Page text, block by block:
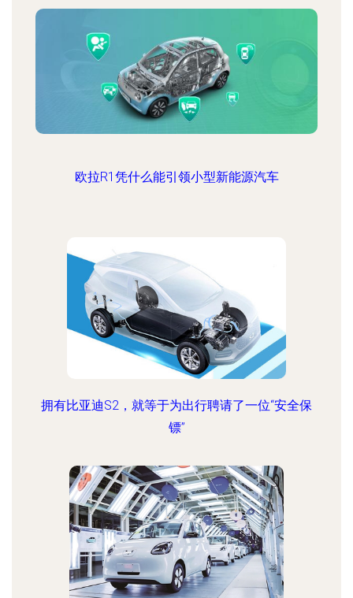
欧拉R1凭什么能引领小型新能源汽车
拥有比亚迪S2，就等于为出行聘请了一位“安全保
镖”